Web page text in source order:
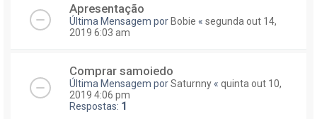
Apresentação
Última Mensagem por Bobie « segunda out 14,
2019 6:03 am
Comprar samoiedo
Última Mensagem porSaturnny « quinta out 10,
2019 4:06 pm
Respostas: 1